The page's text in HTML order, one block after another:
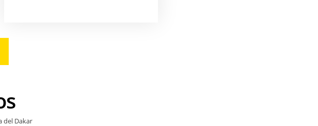
del Dakar